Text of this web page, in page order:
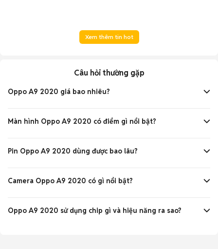
Xem thêm tin hot
Câu hỏi thường gặp
Oppo A9 2020 giá bao nhiêu?
Màn hình Oppo A9 2020 có điểm gì nổi bật?
Pin Oppo A9 2020 dùng được bao lâu?
Camera Oppo A9 2020 có gì nổi bật?
Oppo A9 2020 sử dụng chip gì và hiệu năng ra sao?